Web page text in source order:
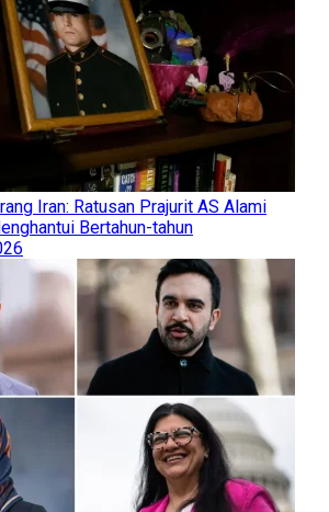
Iran: Ratusan Prajurit AS Alami
Bertahun-tahun